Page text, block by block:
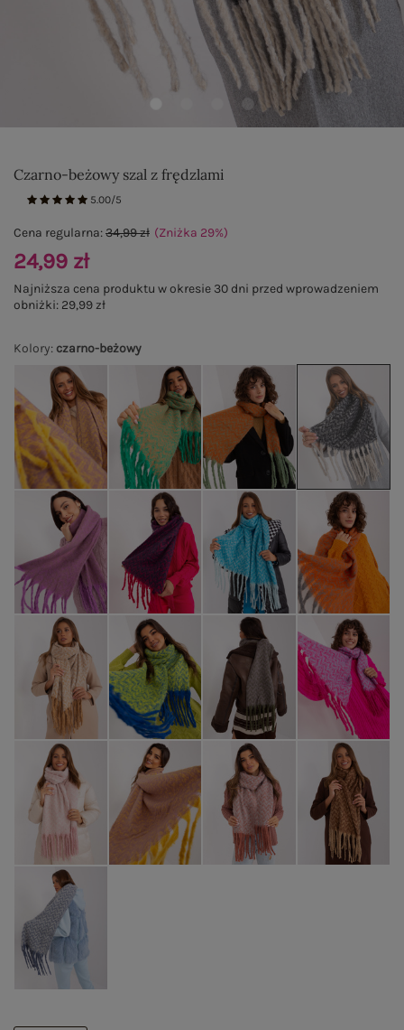
Czarno-beżowy szal z frędzlami
5.00/5
Kolory: czarno-beżowy
Cena regularna:34,99 zł (Zniżka 29%)
24,99 zł
Najniższa cena produktu w okresie 30 dni przed wprowadzeniem
obniżki: 29,99 zł